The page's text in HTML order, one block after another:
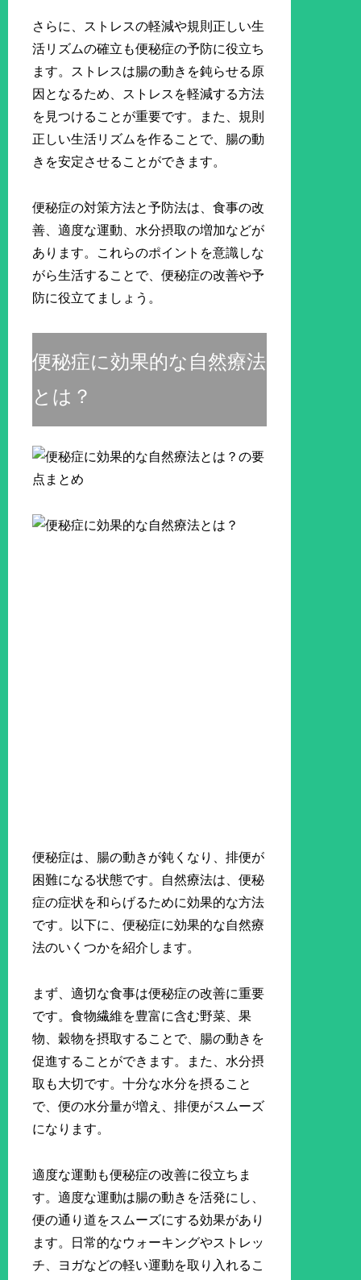
さらに、ストレスの軽減や規則正しい生
活リズムの確立も便秘症の予防に役立ち
ます。ストレスは腸の動きを鈍らせる原
因となるため、ストレスを軽減する方法
を見つけることが重要です。また、規則
正しい生活リズムを作ることで、腸の動
きを安定させることができます。
便秘症の対策方法と予防法は、食事の改
善、適度な運動、水分摂取の増加などが
あります。これらのポイントを意識しな
がら生活することで、便秘症の改善や予
防に役立てましょう。
便秘症に効果的な自然療法
とは？
便秘症は、腸の動きが鈍くなり、排便が
困難になる状態です。自然療法は、便秘
症の症状を和らげるために効果的な方法
です。以下に、便秘症に効果的な自然療
法のいくつかを紹介します。
まず、適切な食事は便秘症の改善に重要
です。食物繊維を豊富に含む野菜、果
物、穀物を摂取することで、腸の動きを
促進することができます。また、水分摂
取も大切です。十分な水分を摂ること
で、便の水分量が増え、排便がスムーズ
になります。
適度な運動も便秘症の改善に役立ちま
す。適度な運動は腸の動きを活発にし、
便の通り道をスムーズにする効果があり
ます。日常的なウォーキングやストレッ
チ、ヨガなどの軽い運動を取り入れるこ